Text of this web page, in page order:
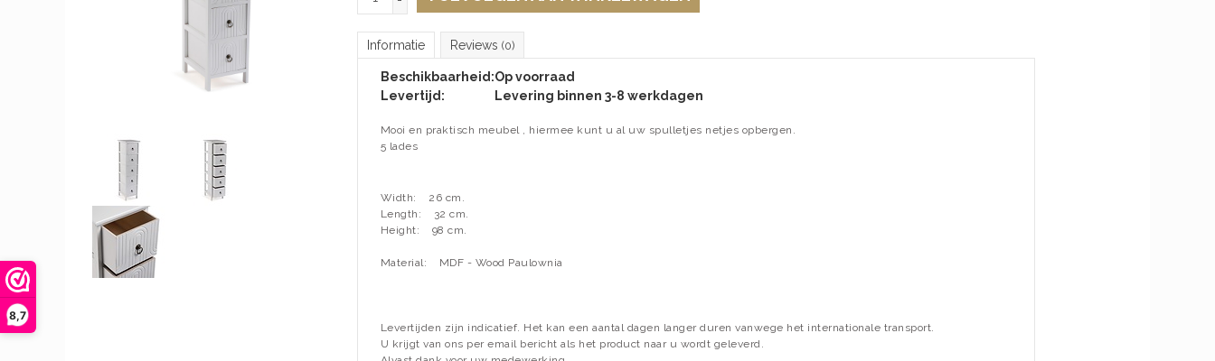
8,7
Informatie Reviews (0)
Beschikbaarheid:Op voorraad
Levertijd:
Levering binnen 3-8 werkdagen
Mooi en praktisch meubel , hiermee kunt u al uw spulletjes netjes opbergen.
5 lades
Width:
26 cm.
Length:
32 cm.
Height:
98 cm.
Material: MDF - Wood Paulownia
Levertijden zijn indicatief. Het kan een aantal dagen langer duren vanwege het internationale transport.
U krijgt van ons per email bericht als het product naar u wordt geleverd.